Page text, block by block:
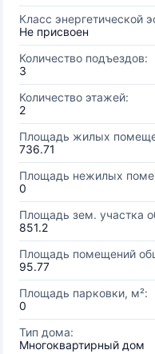
Класс энергетической
Не присвоен
Количество подъездов:
3
Количество этажей:
2
Площадь жилых
736.71
Площадь нежилых
0
Площадь зем. участка
851.2
Площадь помещений
95.77
Площадь парковки, м²:
0
Тип дома:
Многоквартирный дом